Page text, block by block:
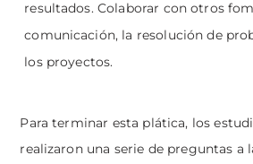
resultados. Colaborar con otros
comunicación, la resolución de
los proyectos.
Para terminar esta plática, los
realizaron una serie de preguntas a